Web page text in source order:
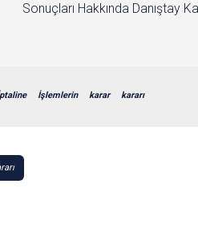
Sonuçları Hakkında Danıştay
İşlemlerin karar kararı